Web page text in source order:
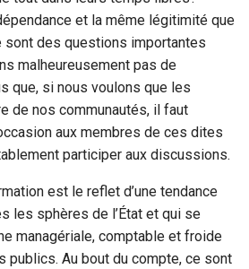
et la même légitimité que
sont des questions importantes
malheureusement pas de
que, si nous voulons que les
de nos communautés, il faut
aux membres de ces dites
participer aux discussions.
est le reflet d’une tendance
les sphères de l’État et qui se
managériale, comptable et froide
publics. Au bout du compte, ce sont